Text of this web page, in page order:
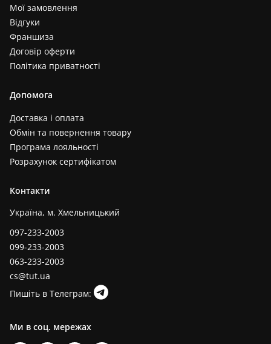
Мої замовлення
Відгуки
Франшиза
Договір оферти
Політика приватності
Допомога
Доставка і оплата
Обмін та повернення товару
Програма лояльності
Розрахунок сертифікатом
Контакти
Україна, м. Хмельницький
097-233-2003
099-233-2003
063-233-2003
cs@tut.ua
Пишіть в Телеграм:
Ми в соц. мережах